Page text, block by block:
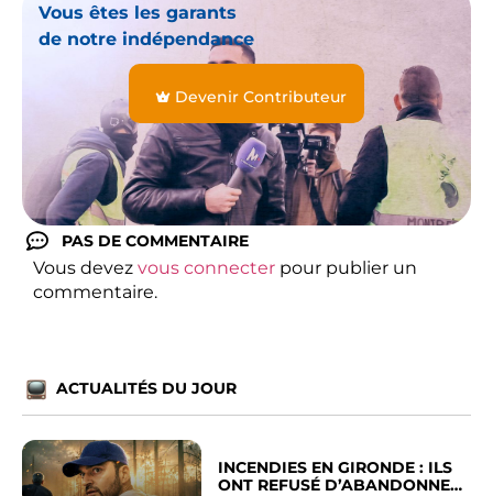
Vous êtes les garants
de notre indépendance
Devenir Contributeur
PAS DE COMMENTAIRE
Vous devez vous connecter pour publier un
commentaire.
ACTUALITÉS DU JOUR
INCENDIES EN GIRONDE : ILS
ONT REFUSÉ D’ABANDONNER